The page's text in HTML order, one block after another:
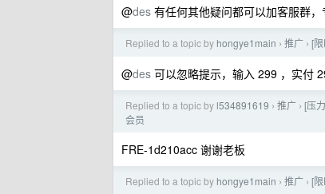
@des 有任何其他疑问都可以加客服群
Replied to a topic by hongye1main › 推广 › [
@des 可以忽略提示，输入 299 ，实付
Replied to a topic by l534891619 › 推广 › [压
会员
FRE-1d210acc 谢谢老板
Replied to a topic by hongye1main › 推广 › [